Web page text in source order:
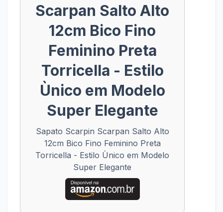
Scarpan Salto Alto
12cm Bico Fino
Feminino Preta
Torricella - Estilo
Ùnico em Modelo
Super Elegante
Sapato Scarpin Scarpan Salto Alto
12cm Bico Fino Feminino Preta
Torricella - Estilo Ùnico em Modelo
Super Elegante